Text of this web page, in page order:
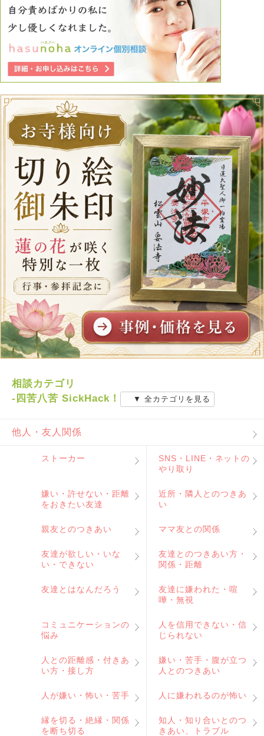
相談カテゴリ
-四苦八苦 SickHack！
▼ 全カテゴリを見る
他人・友人関係
ストーカー
SNS・LINE・ネットの
やり取り
嫌い・許せない・距離
をおきたい友達
近所・隣人とのつきあ
い
親友とのつきあい ママ友との関係
友達が欲しい・いな
い・できない
友達とのつきあい方・
関係・距離
友達とはなんだろう
友達に嫌われた・喧
嘩・無視
コミュニケーションの
悩み
人を信用できない・信
じられない
人との距離感・付きあ
い方・接し方
嫌い・苦手・腹が立つ
人とのつきあい
人が嫌い・怖い・苦手 人に嫌われるのが怖い
縁を切る・絶縁・関係
を断ち切る
知人・知り合いとのつ
きあい、トラブル